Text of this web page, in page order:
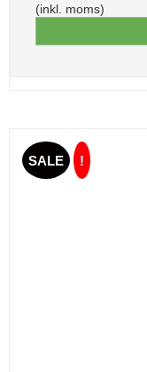
(inkl. moms)
SALE !